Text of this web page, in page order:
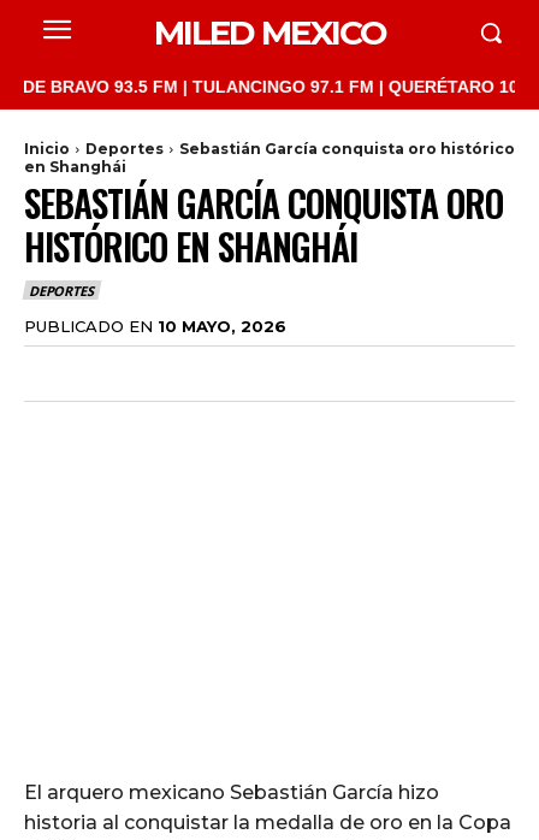
MILED MEXICO
93.5 FM | TULANCINGO 97.1 FM | QUERÉTARO 103.1
Inicio Deportes
Sebastián García conquista oro histórico
en Shanghái
SEBASTIÁN GARCÍA CONQUISTA ORO
HISTÓRICO EN SHANGHÁI
DEPORTES
PUBLICADO EN 10 MAYO, 2026
El arquero mexicano Sebastián García hizo
historia al conquistar la medalla de oro en la Copa